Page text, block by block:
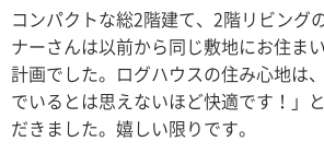
コンパクトな総2階建て、2階リビング
ナーさんは以前から同じ敷地にお住ま
計画でした。ログハウスの住み心地は
でいるとは思えないほど快適です！」
だきました。嬉しい限りです。